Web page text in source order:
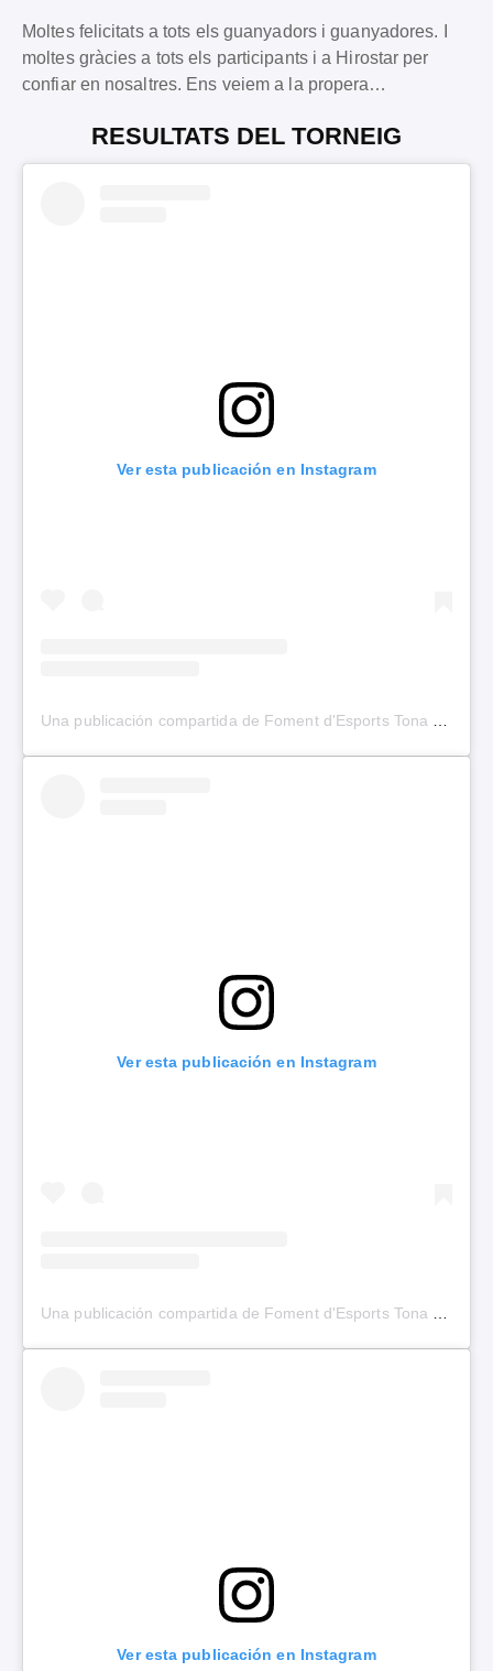
Moltes felicitats a tots els guanyadors i guanyadores. I
moltes gràcies a tots els participants i a Hirostar per
confiar en nosaltres. Ens veiem a la propera…
RESULTATS DEL TORNEIG
Ver esta publicación en Instagram
Ver esta publicación en Instagram
Ver esta publicación en Instagram